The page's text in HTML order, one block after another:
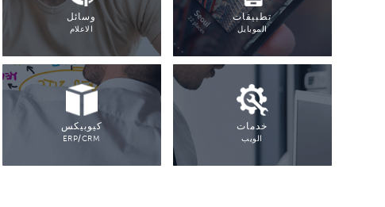
تطبيقات
الموبايل
وسائل
الاعلام
خدمات
الويب
كيوبيكس
ERP/CRM